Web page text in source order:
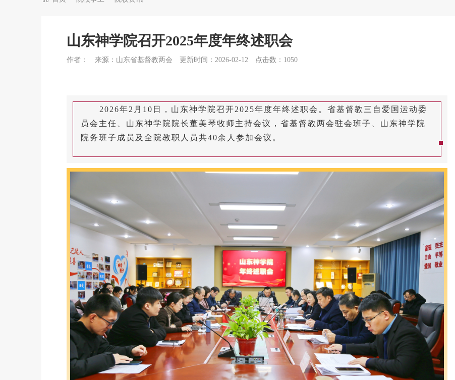
山东神学院召开2025年度年终述职会
作者： 来源：山东省基督教两会 更新时间：2026-02-12 点击数： 1050
2026年2月10日，山东神学院召开2025年度年终述职会。省基督教三自爱国运动委
员会主任、山东神学院院长董美琴牧师主持会议，省基督教两会驻会班子、山东神学院
院务班子成员及全院教职人员共40余人参加会议。